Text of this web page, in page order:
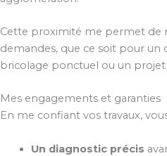
Cette proximité me permet de
demandes, que ce soit pour un
bricolage ponctuel ou un
Mes engagements et garanties
En me confiant vos travaux,
Un diagnostic précis